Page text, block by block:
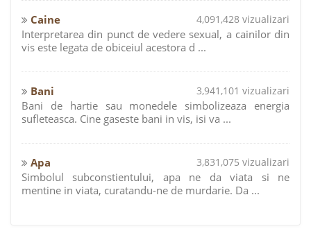
Caine 4,091,428 vizualizari
Interpretarea din punct de vedere sexual, a cainilor din
vis este legata de obiceiul acestora d ...
Bani 3,941,101 vizualizari
Bani de hartie sau monedele simbolizeaza energia
sufleteasca. Cine gaseste bani in vis, isi va ...
Apa 3,831,075 vizualizari
Simbolul subconstientului, apa ne da viata si ne
mentine in viata, curatandu-ne de murdarie. Da ...